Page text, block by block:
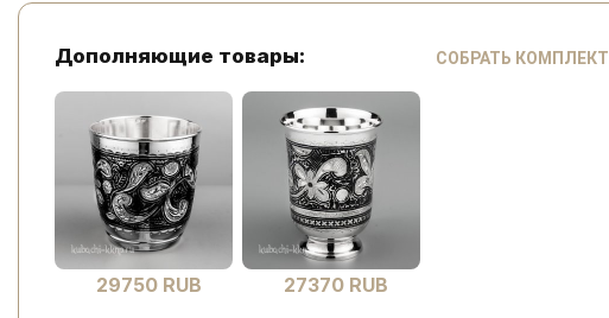
Дополняющие товары: СОБРАТЬ КОМПЛЕКТ
29750 RUB 27370 RUB